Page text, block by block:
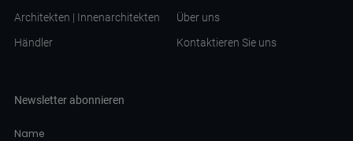
Architekten | Innenarchitekten
Händler
Über uns
Kontaktieren Sie uns
Newsletter abonnieren